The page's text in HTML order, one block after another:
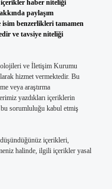
haber niteliği
paylaşım
isim benzerlikleri tamamen
ve tavsiye niteliği
ve İletişim Kurumu
hizmet vermektedir. Bu
veya araştırma
yazdıkları içeriklerin
sorumluluğu kabul etmiş
içerikleri,
halinde, ilgili içerikler yasal